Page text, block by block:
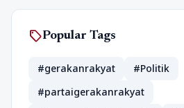
sellPopular Tags
#gerakanrakyat
#Politik
#partaigerakanrakyat